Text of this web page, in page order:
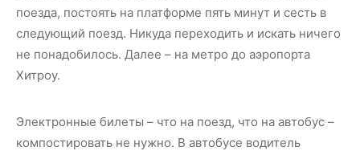
поезда, постоять на платформе пять минут и сесть в
следующий поезд. Никуда переходить и искать ничего
не понадобилось. Далее – на метро до аэропорта
Хитроу.
Электронные билеты – что на поезд, что на автобус –
компостировать не нужно. В автобусе водитель